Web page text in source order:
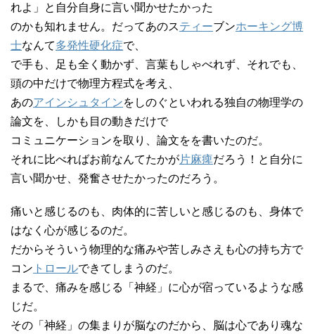
れよ」と自分自身に言い聞かせたかった
のかも知れません。だってあのスティーブンホーキング博
士なんて多発性硬化症で、
で手も、足も全く動かず、言葉もしゃべれず、それでも、
頭の中だけで物理方程式を考え、
あのアインシュタインをしのぐといわれる独自の物理学の
論文を、しかも目の動きだけで
コミュニケーションを取り、論文をを書いたのだ。
それに比べればお前なんてたかが片麻痺だろう！と自分に
言い聞かせ、発奮させたかったのだろう。
痛いと感じるのも、肉体的に苦しいと感じるのも、身体で
はなく心が感じるのだ。
だからそういう物理的な痛みや苦しみさえも心の持ち方で
コン トロールできてしまうのだ。
まるで、痛みを感じる「神経」に心が宿っているような感
じだ。
その「神経」の集まりが脳なのだから、脳は心であり魂な